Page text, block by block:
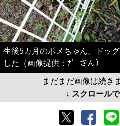
生後5カ月のポメちゃん。ドッ
した（画像提供：ﾅ゛さん）
まだまだ画像は続き
↓ スクロール